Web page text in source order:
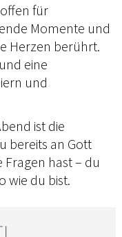
für
Momente und
Herzen berührt.
und eine
und
ist die
bereits an Gott
hast – du
wie du bist.